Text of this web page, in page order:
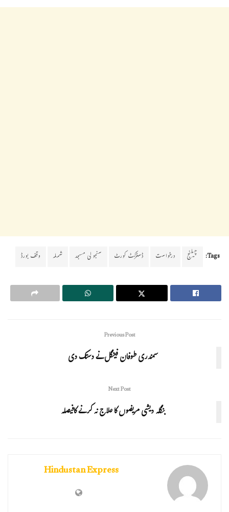
Tags: چیلنج درخواست ڈسٹرکٹ کورٹ سنجولی مسجد شملہ وقف بورڈ
Previous Post
سمندری طوفان فینگل نے دستک دی
Next Post
بنگلہ دیشی مریضوں کا علاج نہ کرنے کافیصلہ
Hindustan Express